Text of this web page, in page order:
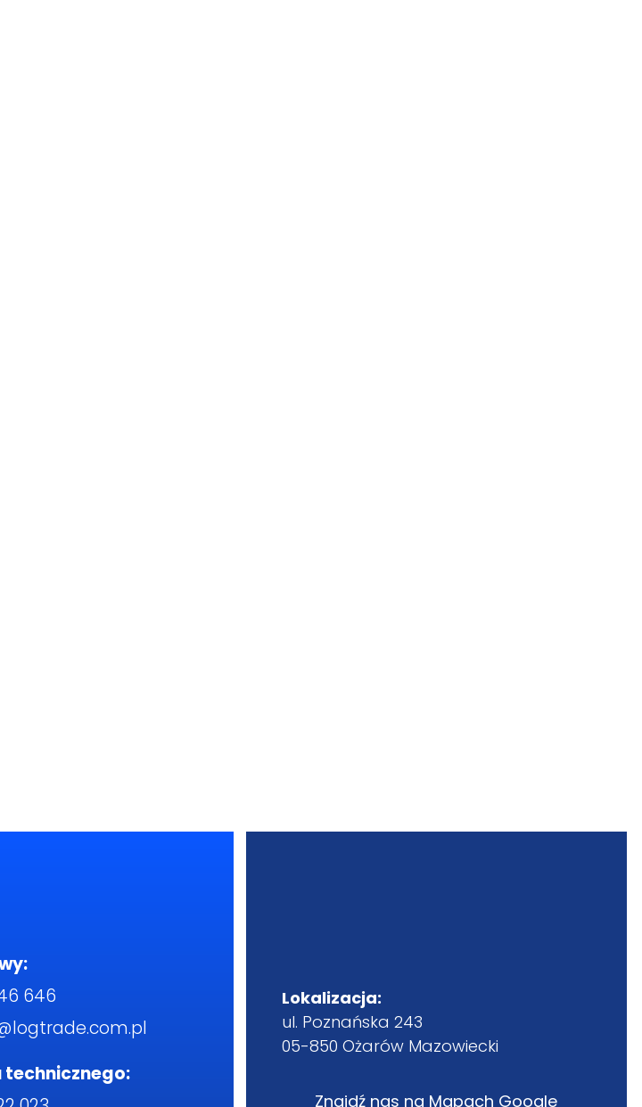
646
technicznego:
Lokalizacja:
ul. Poznańska 243
05-850 Ożarów Mazowiecki
Znajdź nas na Mapach Google